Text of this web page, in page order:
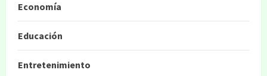
Economía
Educación
Entretenimiento